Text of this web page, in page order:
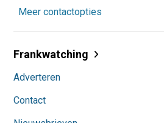
Meer contactopties
Frankwatching
Adverteren
Contact